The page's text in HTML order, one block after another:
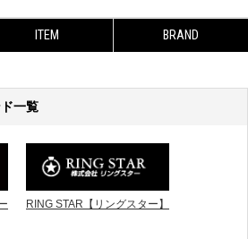
ITEM BRAND
一覧
RING STAR【リングスター】